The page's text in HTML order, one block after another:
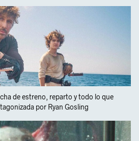
de estreno, reparto y todo lo que
por Ryan Gosling